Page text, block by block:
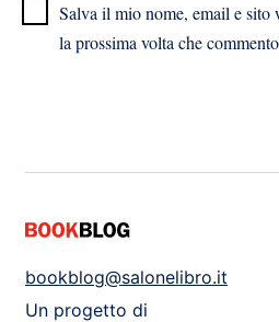
Salva il mio nome, email e sito
la prossima volta che
bookblog@salonelibro.it
Un progetto di